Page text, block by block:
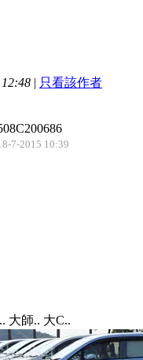
| 只看該作者
7-2015 10:39
大師.. 大C..